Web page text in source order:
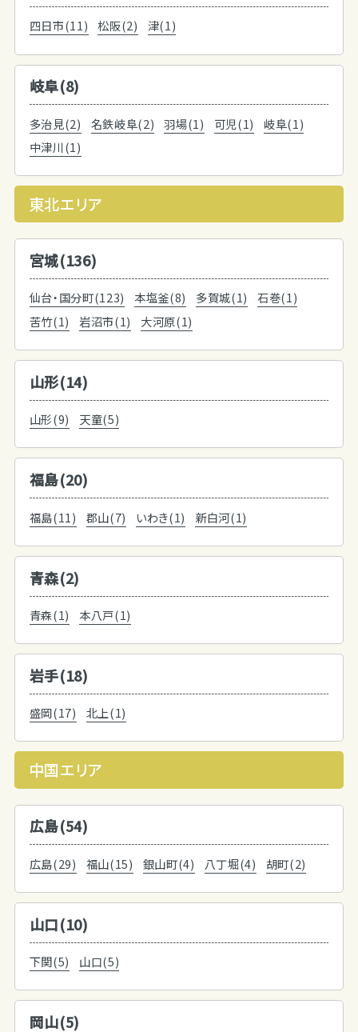
四日市(11) 松阪(2) 津(1)
岐阜(8)
多治見(2) 名鉄岐阜(2) 羽場(1) 可児(1)
岐阜(1)
中津川(1)
東北エリア
宮城(136)
仙台・国分町(123) 本塩釜(8) 多賀城(1)
石巻(1)
苦竹(1)
岩沼市(1) 大河原(1)
山形(14)
山形(9) 天童(5)
福島(20)
福島(11) 郡山(7) いわき(1) 新白河(1)
青森(2)
青森(1) 本八戸(1)
岩手(18)
盛岡(17) 北上(1)
中国エリア
広島(54)
広島(29) 福山(15) 銀山町(4) 八丁堀(4) 胡町(2)
山口(10)
下関(5) 山口(5)
岡山(5)